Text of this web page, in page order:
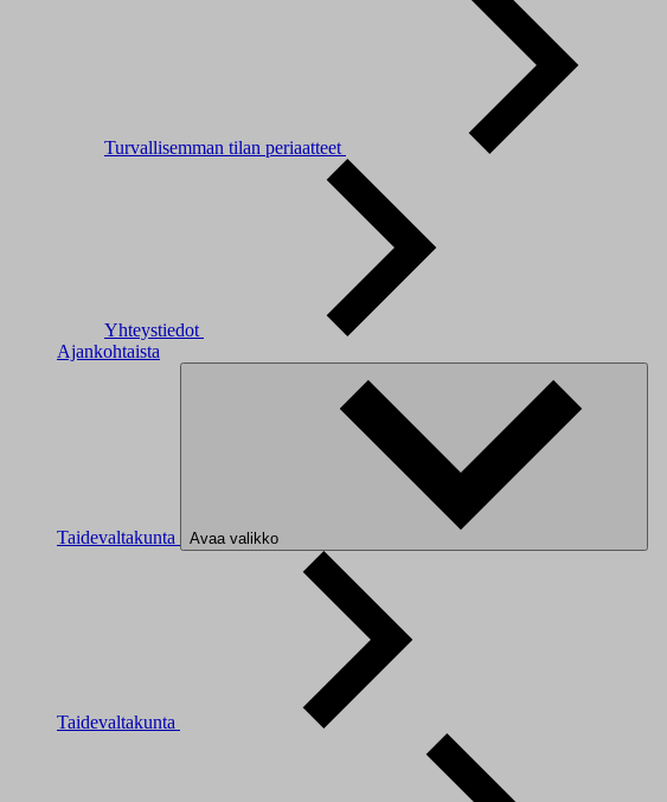
Turvallisemman tilan periaatteet
Yhteystiedot
Ajankohtaista
Taidevaltakunta Avaa valikko
Taidevaltakunta